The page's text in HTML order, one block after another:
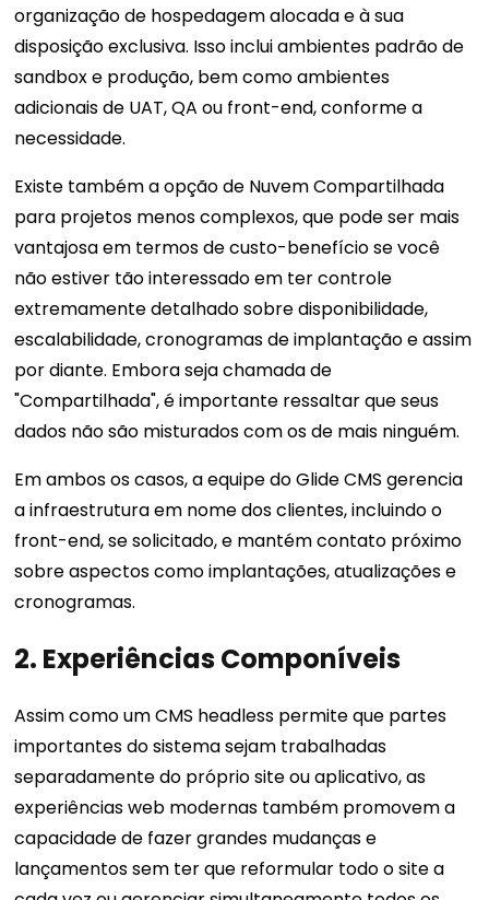
organização de hospedagem alocada e à sua
disposição exclusiva. Isso inclui ambientes padrão de
sandbox e produção, bem como ambientes
adicionais de UAT, QA ou front-end, conforme a
necessidade.
Existe também a opção de Nuvem Compartilhada
para projetos menos complexos, que pode ser mais
vantajosa em termos de custo-benefício se você
não estiver tão interessado em ter controle
extremamente detalhado sobre disponibilidade,
escalabilidade, cronogramas de implantação e assim
por diante. Embora seja chamada de
"Compartilhada", é importante ressaltar que seus
dados não são misturados com os de mais ninguém.
Em ambos os casos, a equipe do Glide CMS gerencia
a infraestrutura em nome dos clientes, incluindo o
front-end, se solicitado, e mantém contato próximo
sobre aspectos como implantações, atualizações e
cronogramas.
2. Experiências Componíveis
Assim como um CMS headless permite que partes
importantes do sistema sejam trabalhadas
separadamente do próprio site ou aplicativo, as
experiências web modernas também promovem a
capacidade de fazer grandes mudanças e
lançamentos sem ter que reformular todo o site a